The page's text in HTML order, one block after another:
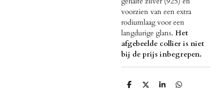
voorzien van een extra
rodiumlaag voor een
langdurige glans. Het
afgebeelde collier is niet
bij de prijs inbegrepen.
D D S D